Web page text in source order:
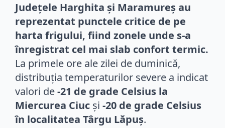
Județele Harghita și Maramureș au
reprezentat punctele critice de pe
harta frigului, fiind zonele unde s-a
înregistrat cel mai slab confort termic.
La primele ore ale zilei de duminică,
distribuția temperaturilor severe a indicat
valori de-21 de grade Celsius la
Miercurea Ciuc și -20 de grade Celsius
în localitatea Târgu Lăpuș.